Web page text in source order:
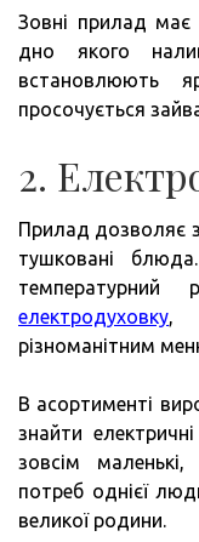
Зовні прилад має
дно якого
встановлюють
просочується
2.
Прилад дозволяє
тушковані
електродуховку,
різноманітним
В асортименті
знайти
зовсім
потреб однієї
великої родини.